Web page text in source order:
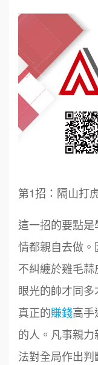
第1招：隔山打
這一招的要點
情都親自去做
不糾纏於雞毛
眼光的帥才同多
真正的賺錢高手
的人。凡事親
法對全局作出判